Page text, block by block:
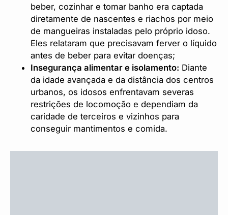
beber, cozinhar e tomar banho era captada
diretamente de nascentes e riachos por meio
de mangueiras instaladas pelo próprio idoso.
Eles relataram que precisavam ferver o líquido
antes de beber para evitar doenças;
Insegurança alimentar e isolamento: Diante
da idade avançada e da distância dos centros
urbanos, os idosos enfrentavam severas
restrições de locomoção e dependiam da
caridade de terceiros e vizinhos para
conseguir mantimentos e comida.